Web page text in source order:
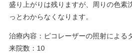
盛り上がりは残りますが、周りの色素
っとわからなくなります。
治療内容：ピコレーザーの照射による
来院数：10